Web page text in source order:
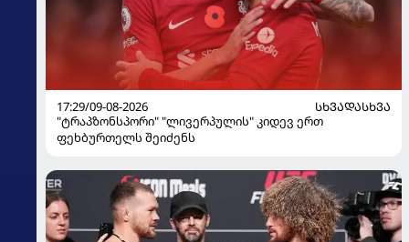
17:29/09-08-2026
ᲡᲮᲕᲐᲓᲐᲡᲮᲕᲐ
"ტრაპზონსპორი" "ლივერპულის" კიდევ ერთ
ფეხბურთელს შეიძენს